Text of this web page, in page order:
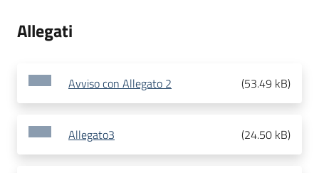
Allegati
Avviso con Allegato 2 (53.49 kB)
Allegato3 (24.50 kB)